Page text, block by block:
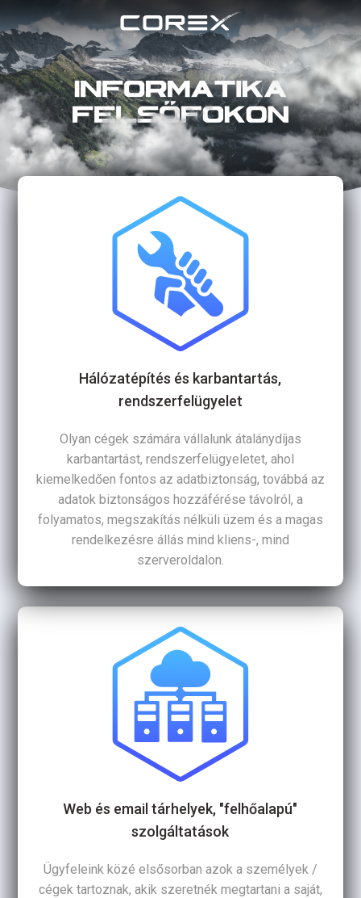
Hálózatépítés és karbantartás,
rendszerfelügyelet
Olyan cégek számára vállalunk átalánydíjas
karbantartást, rendszerfelügyeletet, ahol
kiemelkedően fontos az adatbiztonság, továbbá az
adatok biztonságos hozzáférése távolról, a
folyamatos, megszakítás nélküli üzem és a magas
rendelkezésre állás mind kliens-, mind
szerveroldalon.
Web és email tárhelyek, "felhőalapú"
szolgáltatások
Ügyfeleink közé elsősorban azok a személyek /
cégek tartoznak, akik szeretnék megtartani a saját,